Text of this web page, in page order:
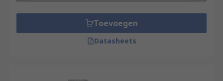
Toevoegen
Datasheets